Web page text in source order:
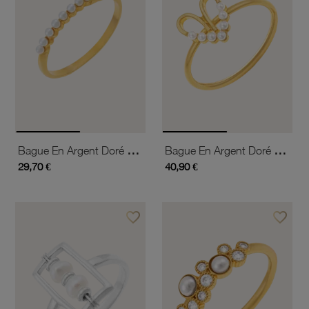
Bague En Argent Doré Et Perles D'imitation
29,70 €
Bague En Argent Doré Et Perles D'imitation, Coeur
40,90 €
favorite_borderAjouter à vos favoris favorite_borderAjouter